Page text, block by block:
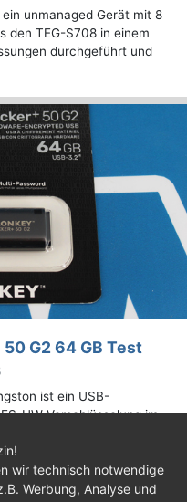
unmanaged Gerät mit 8
den TEG-S708 in einem
durchgeführt und
G2 64 GB Test
ist ein USB-
HW-Verschlüsselung im
im Praxistest
wir technisch notwendige
Werbung, Analyse und